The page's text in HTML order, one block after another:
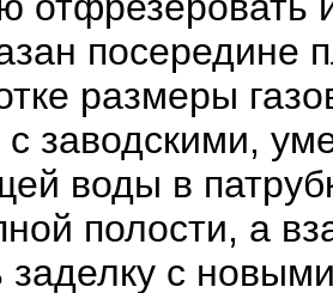
посередине
размеры
заводскими,
воды в
полости, а
заделку с